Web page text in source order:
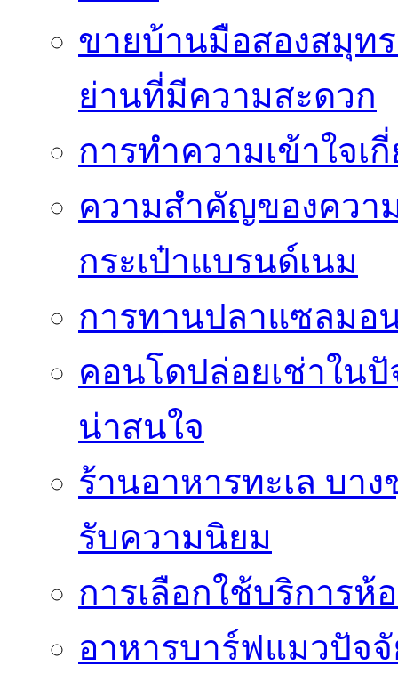
ขายบ้านมือสองสมุท
ย่านที่มีความสะดวก
การทำความเข้าใจเ
ความสำคัญของควา
กระเป๋าแบรนด์เนม
การทานปลาแซลมอ
คอนโดปล่อยเช่าใน
น่าสนใจ
ร้านอาหารทะเล บา
รับความนิยม
การเลือกใช้บริการห้
อาหารบาร์ฟแมวปัจ